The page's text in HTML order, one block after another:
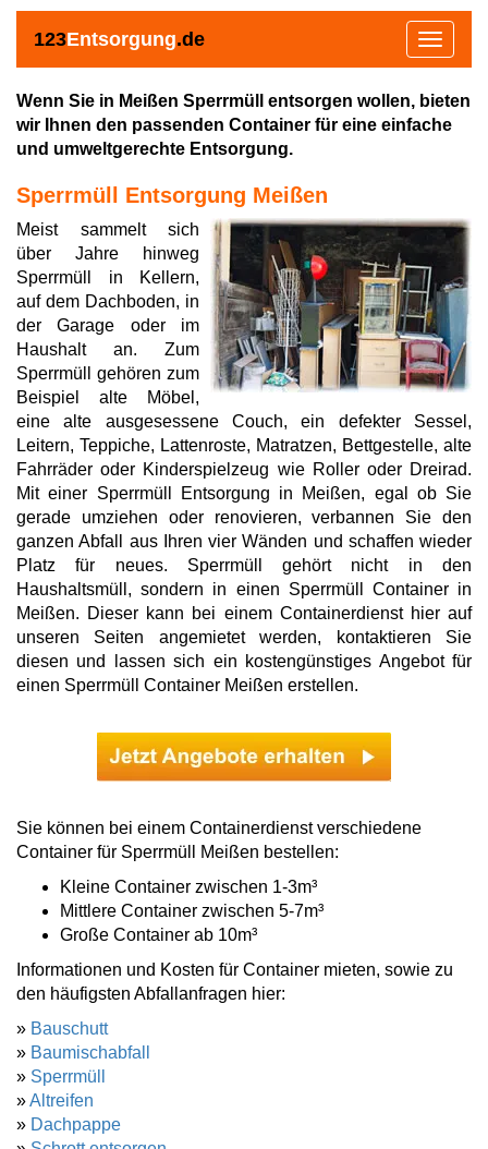
123Entsorgung.de
Toggle
Wenn Sie in Meißen Sperrmüll entsorgen wollen, bieten
wir Ihnen den passenden Container für eine einfache
und umweltgerechte Entsorgung.
Sperrmüll Entsorgung Meißen
Meist sammelt sich
über Jahre hinweg
Sperrmüll in Kellern,
auf dem Dachboden, in
der Garage oder im
Haushalt an. Zum
Sperrmüll gehören zum
Beispiel alte Möbel,
eine alte ausgesessene Couch, ein defekter Sessel,
Leitern, Teppiche, Lattenroste, Matratzen, Bettgestelle, alte
Fahrräder oder Kinderspielzeug wie Roller oder Dreirad.
Mit einer Sperrmüll Entsorgung in Meißen, egal ob Sie
gerade umziehen oder renovieren, verbannen Sie den
ganzen Abfall aus Ihren vier Wänden und schaffen wieder
Platz für neues. Sperrmüll gehört nicht in den
Haushaltsmüll, sondern in einen Sperrmüll Container in
Meißen. Dieser kann bei einem Containerdienst hier auf
unseren Seiten angemietet werden, kontaktieren Sie
diesen und lassen sich ein kostengünstiges Angebot für
einen Sperrmüll Container Meißen erstellen.
Sie können bei einem Containerdienst verschiedene
Container für Sperrmüll Meißen bestellen:
Kleine Container zwischen 1-3m³
Mittlere Container zwischen 5-7m³
Große Container ab 10m³
Informationen und Kosten für Container mieten, sowie zu
den häufigsten Abfallanfragen hier:
» Bauschutt
» Baumischabfall
» Sperrmüll
»Altreifen
» Dachpappe